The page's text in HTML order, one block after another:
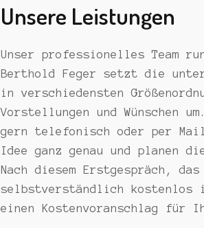
Unsere Leistungen
Unser professionelles Team
Berthold Feger setzt die
in verschiedensten
Vorstellungen und Wünschen
gern telefonisch oder per
Idee ganz genau und planen die
Nach diesem Erstgespräch,
selbstverständlich kostenlos
einen Kostenvoranschlag für